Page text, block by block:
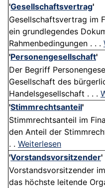
'Gesellschaftsvertrag'
Gesellschaftsvertrag im
ein grundlegendes
Rahmenbedingungen . . .
'Personengesellschaft'
Der Begriff
Gesellschaft des
Handelsgesellschaft . . .
'Stimmrechtsanteil'
Stimmrechtsanteil im
den Anteil der
. . Weiterlesen
'Vorstandsvorsitzender'
Vorstandsvorsitzender
das höchste leitende